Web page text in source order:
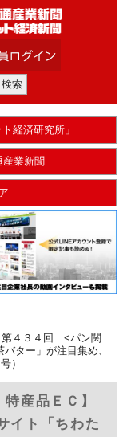
経済研究所」
産業新聞
第４３４回 <パン関
ター」が注目集め、
）
産品ＥＣ】
イト「ちわた